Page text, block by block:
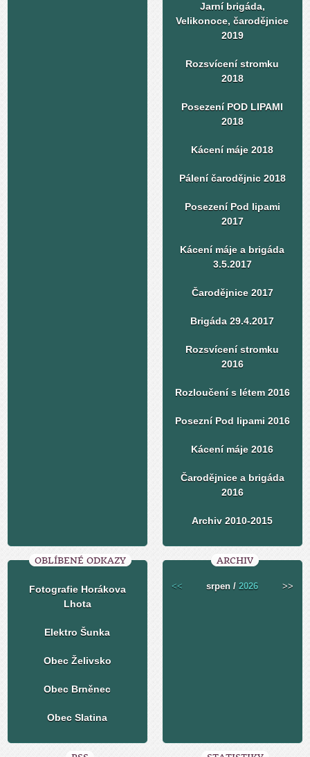
Jarní brigáda,
Velikonoce, čarodějnice
2019
Rozsvícení stromku
2018
Posezení POD LIPAMI
2018
Kácení máje 2018
Pálení čarodějnic 2018
Posezení Pod lipami
2017
Kácení máje a brigáda
3.5.2017
Čarodějnice 2017
Brigáda 29.4.2017
Rozsvícení stromku
2016
Rozloučení s létem 2016
Posezní Pod lipami 2016
Kácení máje 2016
Čarodějnice a brigáda
2016
Archiv 2010-2015
OBLÍBENÉ ODKAZY
Fotografie Horákova
Lhota
Elektro Šunka
Obec Želivsko
Obec Brněnec
Obec Slatina
ARCHIV
<< srpen /2026 >>